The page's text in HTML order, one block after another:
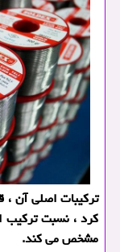
تركیبات اصلی آن
كرد ، نسبت
مشخص می كند.